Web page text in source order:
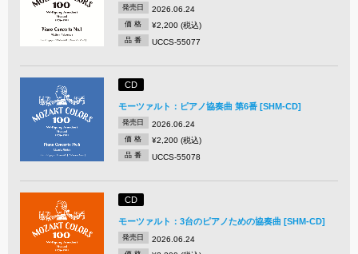
発売日 2026.06.24
価 格 ¥2,200 (税込)
品 番 UCCS-55077
CD
モーツァルト：ピアノ協奏曲 第6番 [SHM-CD]
発売日 2026.06.24
価 格 ¥2,200 (税込)
品 番 UCCS-55078
CD
モーツァルト：3台のピアノための協奏曲 [SHM-CD]
発売日 2026.06.24